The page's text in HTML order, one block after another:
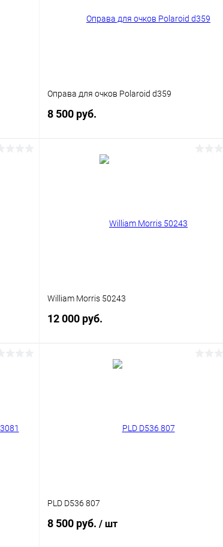
Оправа для очков Polaroid d359
8 500 руб.
William Morris 50243
12 000 руб.
PLD D536 807
8 500 руб. / шт